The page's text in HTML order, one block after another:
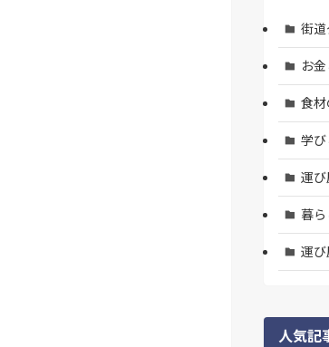
街
お
食
学
運
暮
運
人気記